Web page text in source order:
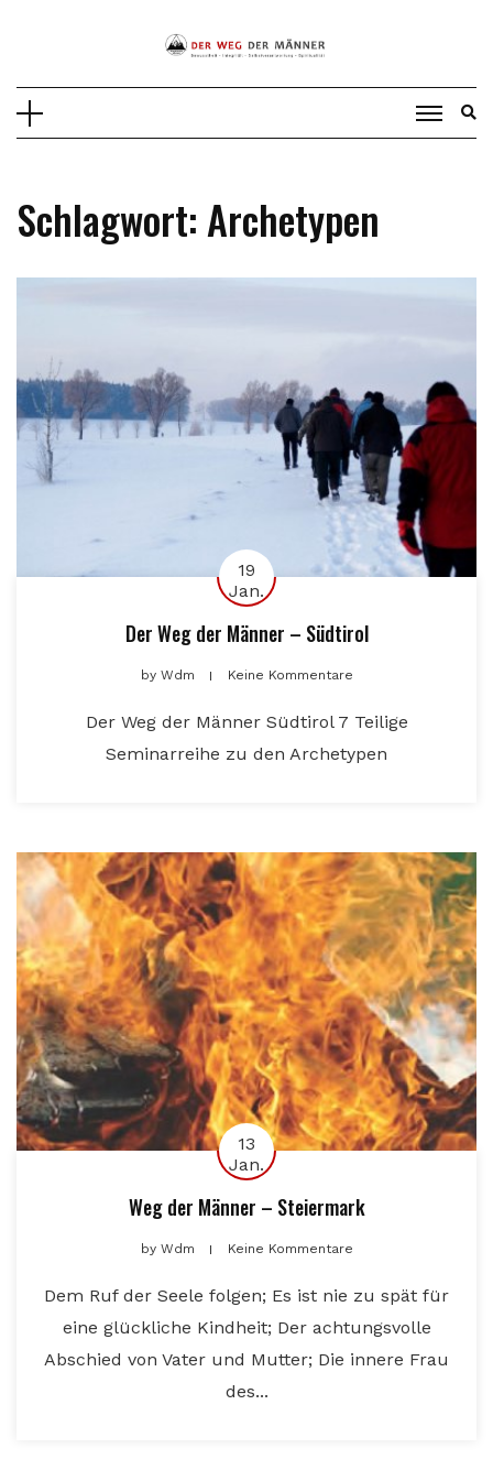
Schlagwort: Archetypen
19
Jan.
Der Weg der Männer – Südtirol
byWdm Keine Kommentare
Der Weg der Männer Südtirol 7 Teilige
Seminarreihe zu den Archetypen
13
Jan.
Weg der Männer – Steiermark
byWdm Keine Kommentare
Dem Ruf der Seele folgen; Es ist nie zu spät für
eine glückliche Kindheit; Der achtungsvolle
Abschied von Vater und Mutter; Die innere Frau
des...